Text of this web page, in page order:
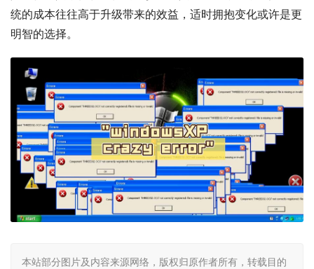
统的成本往往高于升级带来的效益，适时拥抱变化或许是更
明智的选择。
本站部分图片及内容来源网络，版权归原作者所有，转载目的